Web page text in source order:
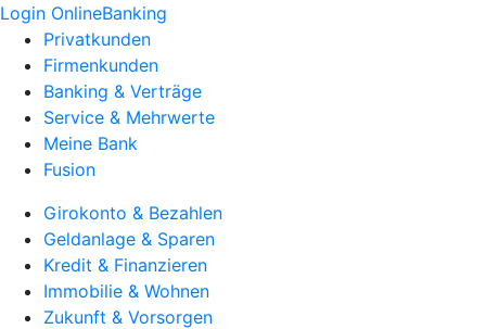
Login OnlineBanking
Privatkunden
Firmenkunden
Banking & Verträge
Service & Mehrwerte
Meine Bank
Fusion
Girokonto & Bezahlen
Geldanlage & Sparen
Kredit & Finanzieren
Immobilie & Wohnen
Zukunft & Vorsorgen